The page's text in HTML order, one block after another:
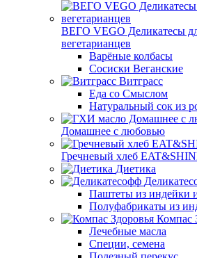
ВЕГО VEGO Деликатесы
вегетарианцев
Варёные колбасы
Сосиски Веганские
Витграсс
Еда со Смыслом
Натуральный сок из
Домашнее с любовью
Гречневый хлеб
Диетика
Паштеты из индейки
Полуфабрикаты из
Компас
Лечебные масла
Специи, семена